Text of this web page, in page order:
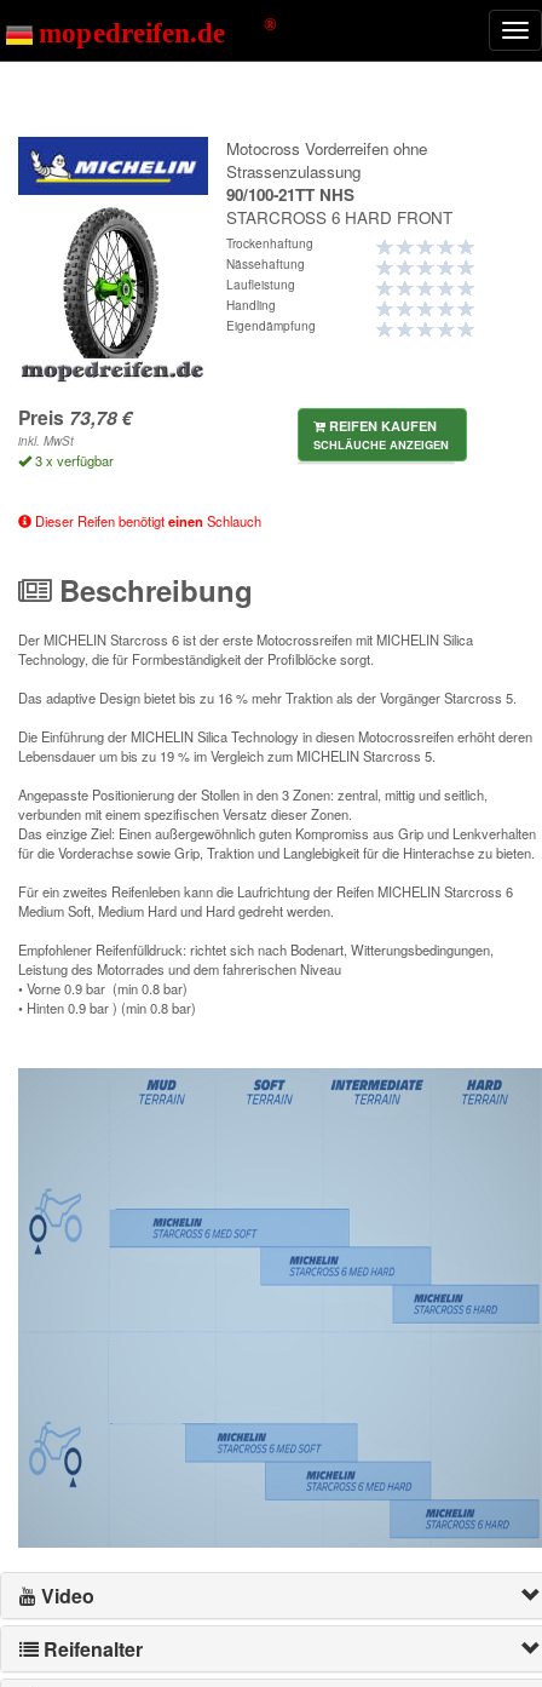
STARCROSS 6 HARD FRONT
Motocross Vorderreifen ohne
Strassenzulassung
90/100-21TT NHS
STARCROSS 6 HARD FRONT
Trockenhaftung
Nässehaftung
Laufleistung
Handling
Eigendämpfung
Preis
inkl. MwSt
3 x verfügbar
REIFEN KAUFEN
SCHLÄUCHE ANZEIGEN
Dieser Reifen benötigteinen Schlauch
Beschreibung
Der MICHELIN Starcross 6 ist der erste Motocrossreifen mit MICHELIN Silica
Technology, die für Formbeständigkeit der Profilblöcke sorgt.
Das adaptive Design bietet bis zu 16 % mehr Traktion als der Vorgänger Starcross 5.
Die Einführung der MICHELIN Silica Technology in diesen Motocrossreifen erhöht deren
Lebensdauer um bis zu 19 % im Vergleich zum MICHELIN Starcross 5.
Angepasste Positionierung der Stollen in den 3 Zonen: zentral, mittig und seitlich,
verbunden mit einem spezifischen Versatz dieser Zonen.
Das einzige Ziel: Einen außergewöhnlich guten Kompromiss aus Grip und Lenkverhalten
für die Vorderachse sowie Grip, Traktion und Langlebigkeit für die Hinterachse zu bieten.
Für ein zweites Reifenleben kann die Laufrichtung der Reifen MICHELIN Starcross 6
Medium Soft, Medium Hard und Hard gedreht werden.
Empfohlener Reifenfülldruck: richtet sich nach Bodenart, Witterungsbedingungen,
Leistung des Motorrades und dem fahrerischen Niveau
• Vorne 0.9 bar (min 0.8 bar)
• Hinten 0.9 bar ) (min 0.8 bar)
Video
Reifenalter